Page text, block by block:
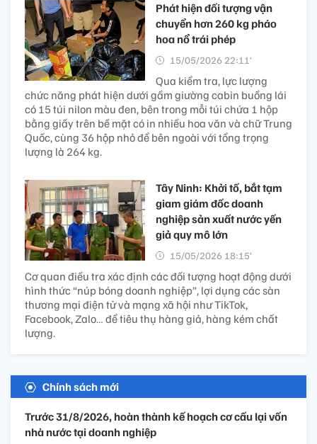
Phát hiện đối tượng vận
chuyển hơn 260 kg pháo
hoa nổ trái phép
15/05/2026 22:11’
Qua kiểm tra, lực lượng
chức năng phát hiện dưới gầm giường cabin buồng lái
có 15 túi nilon màu đen, bên trong mỗi túi chứa 1 hộp
bằng giấy trên bề mặt có in nhiều hoa văn và chữ Trung
Quốc, cùng 36 hộp nhỏ để bên ngoài với tổng trọng
lượng là 264 kg.
Tây Ninh: Khởi tố, bắt tạm
giam giám đốc doanh
nghiệp sản xuất nước yến
giả quy mô lớn
15/05/2026 18:15’
Cơ quan điều tra xác định các đối tượng hoạt động dưới
hình thức “núp bóng doanh nghiệp”, lợi dụng các sàn
thương mại điện tử và mạng xã hội như TikTok,
Facebook, Zalo… để tiêu thụ hàng giả, hàng kém chất
lượng.
Chính sách mới
Trước 31/8/2026, hoàn thành kế hoạch cơ cấu lại vốn
nhà nước tại doanh nghiệp